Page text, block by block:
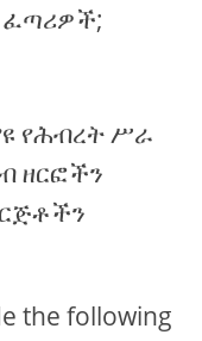
ፈጣሪዎች;
የሕብረት ሥራ
ዘርፎችን
the following